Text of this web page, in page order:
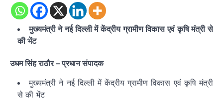
मुख्यमंत्री ने नई दिल्ली में केंद्रीय ग्रामीण विकास एवं कृषि मंत्री से
की भेंट
उधम सिंह राठौर – प्रधान संपादक
मुख्यमंत्री ने नई दिल्ली में केंद्रीय ग्रामीण विकास एवं कृषि मंत्री
से की भेंट